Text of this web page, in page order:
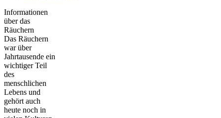
Informationen
über das
Räuchern
Das Räuchern
war über
Jahrtausende ein
wichtiger Teil
des
menschlichen
Lebens und
gehört auch
heute noch in